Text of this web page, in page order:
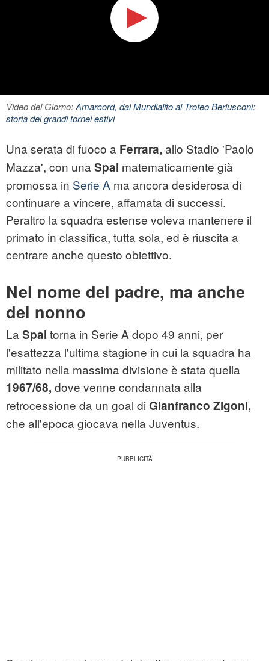
Video del Giorno:Amarcord, dal Mundialito al Trofeo Berlusconi:
storia dei grandi tornei estivi
Una serata di fuoco a Ferrara, allo Stadio 'Paolo
Mazza', con una Spal matematicamente già
promossa in Serie A ma ancora desiderosa di
continuare a vincere, affamata di successi.
Peraltro la squadra estense voleva mantenere il
primato in classifica, tutta sola, ed è riuscita a
centrare anche questo obiettivo.
Nel nome del padre, ma anche
del nonno
La Spal torna in Serie A dopo 49 anni, per
l'esattezza l'ultima stagione in cui la squadra ha
militato nella massima divisione è stata quella
1967/68, dove venne condannata alla
retrocessione da un goal di Gianfranco Zigoni,
che all'epoca giocava nella Juventus.